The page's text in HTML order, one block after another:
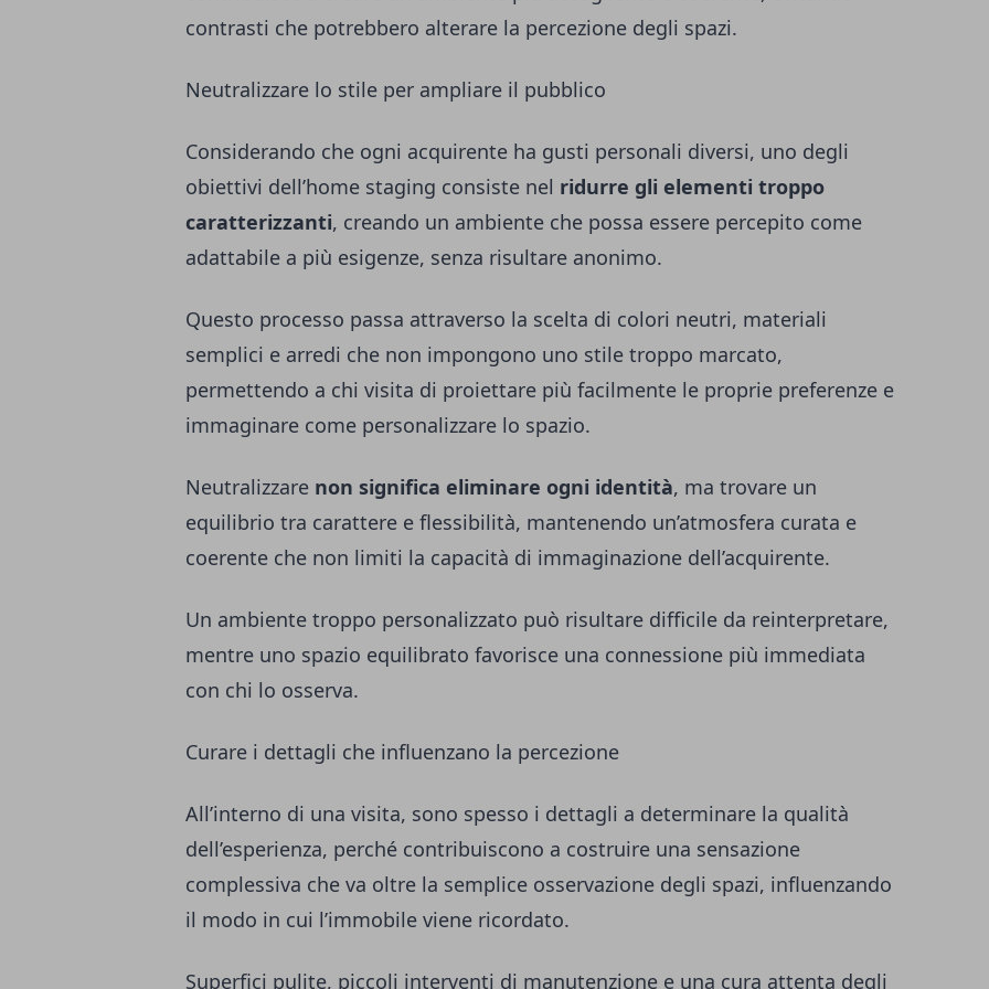
contrasti che potrebbero alterare la percezione degli spazi.
Neutralizzare lo stile per ampliare il pubblico
Considerando che ogni acquirente ha gusti personali diversi, uno degli
obiettivi dell’home staging consiste nel ridurre gli elementi troppo
caratterizzanti, creando un ambiente che possa essere percepito come
adattabile a più esigenze, senza risultare anonimo.
Questo processo passa attraverso la scelta di colori neutri, materiali
semplici e arredi che non impongono uno stile troppo marcato,
permettendo a chi visita di proiettare più facilmente le proprie preferenze e
immaginare come personalizzare lo spazio.
Neutralizzare non significa eliminare ogni identità, ma trovare un
equilibrio tra carattere e flessibilità, mantenendo un’atmosfera curata e
coerente che non limiti la capacità di immaginazione dell’acquirente.
Un ambiente troppo personalizzato può risultare difficile da reinterpretare,
mentre uno spazio equilibrato favorisce una connessione più immediata
con chi lo osserva.
Curare i dettagli che influenzano la percezione
All’interno di una visita, sono spesso i dettagli a determinare la qualità
dell’esperienza, perché contribuiscono a costruire una sensazione
complessiva che va oltre la semplice osservazione degli spazi, influenzando
il modo in cui l’immobile viene ricordato.
Superfici pulite, piccoli interventi di manutenzione e una cura attenta degli